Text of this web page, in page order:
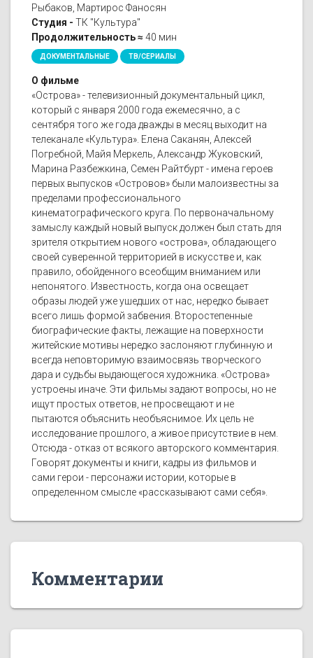
Рыбаков, Мартирос Фаносян
Студия - ТК "Культура"
Продолжительность ≈ 40 мин
ДОКУМЕНТАЛЬНЫЕ ТВ/СЕРИАЛЫ
О фильме
«Острова» - телевизионный документальный цикл,
который с января 2000 года ежемесячно, а с
сентября того же года дважды в месяц выходит на
телеканале «Культура». Елена Саканян, Алексей
Погребной, Майя Меркель, Александр Жуковский,
Марина Разбежкина, Семен Райтбурт - имена героев
первых выпусков «Островов» были малоизвестны за
пределами профессионального
кинематографического круга. По первоначальному
замыслу каждый новый выпуск должен был стать для
зрителя открытием нового «острова», обладающего
своей суверенной территорией в искусстве и, как
правило, обойденного всеобщим вниманием или
непонятого. Известность, когда она освещает
образы людей уже ушедших от нас, нередко бывает
всего лишь формой забвения. Второстепенные
биографические факты, лежащие на поверхности
житейские мотивы нередко заслоняют глубинную и
всегда неповторимую взаимосвязь творческого
дара и судьбы выдающегося художника. «Острова»
устроены иначе. Эти фильмы задают вопросы, но не
ищут простых ответов, не просвещают и не
пытаются объяснить необъяснимое. Их цель не
исследование прошлого, а живое присутствие в нем.
Отсюда - отказ от всякого авторского комментария.
Говорят документы и книги, кадры из фильмов и
сами герои - персонажи истории, которые в
определенном смысле «рассказывают сами себя».
Комментарии